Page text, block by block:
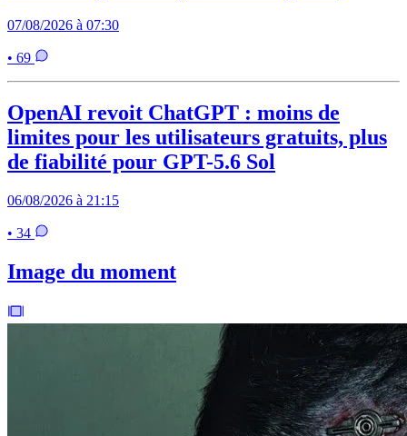
07/08/2026 à 07:30
• 69
OpenAI revoit ChatGPT : moins de
limites pour les utilisateurs gratuits, plus
de fiabilité pour GPT-5.6 Sol
06/08/2026 à 21:15
• 34
Image du moment